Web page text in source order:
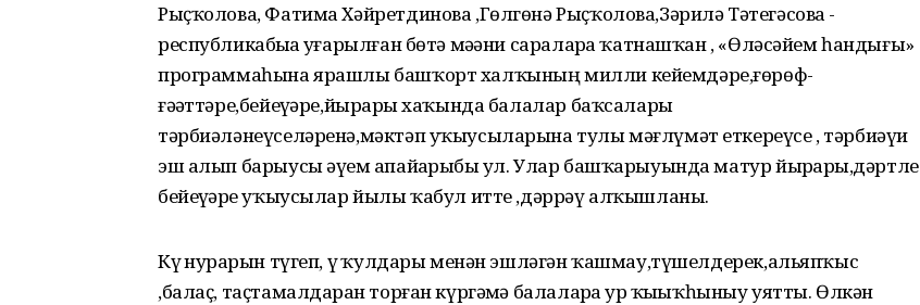
Рыҫҡолова, Фатима Хәйретдинова ,Гөлгөнә Рыҫҡолова,Зәрилә Тәтегәсова -
республикабыҙҙа уҙғарылған бөтә мәҙәни сараларҙа ҡатнашҡан , «Өләсәйем һандығы»
программаһына ярашлы башҡорт халҡының милли кейемдәре,ғөрөф-
ғәҙәттәре,бейеүҙәре,йырҙары хаҡында балалар баҡсалары
тәрбиәләнеүселәренә,мәктәп уҡыусыларына тулы мәғлүмәт еткереүсе , тәрбиәүи
эш алып барыусы әүҙем апайҙарыбыҙ ул. Улар башҡарыуында матур йырҙарҙы,дәртле
бейеүҙәрҙе уҡыусылар йылы ҡабул итте ,дәррәү алҡышланы.
Күҙ нурҙарын түгеп, үҙ ҡулдары менән эшләгән ҡашмау,түшелдерек,альяпҡыс
,балаҫ, таҫтамалдарҙан торған күргәҙмә балаларҙа ҙур ҡыҙыҡһыныу уятты. Өлкән